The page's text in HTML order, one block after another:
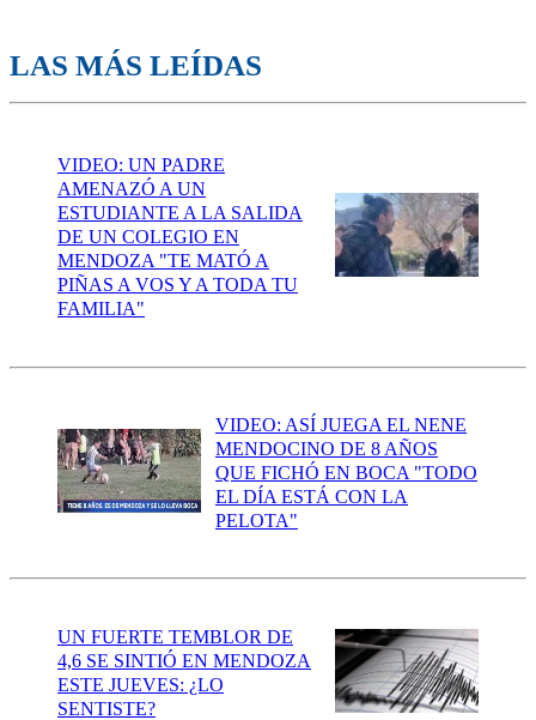
LAS MÁS LEÍDAS
VIDEO: UN PADRE
AMENAZÓ A UN
ESTUDIANTE A LA SALIDA
DE UN COLEGIO EN
MENDOZA "TE MATÓ A
PIÑAS A VOS Y A TODA TU
FAMILIA"
VIDEO: ASÍ JUEGA EL NENE
MENDOCINO DE 8 AÑOS
QUE FICHÓ EN BOCA "TODO
EL DÍA ESTÁ CON LA
PELOTA"
UN FUERTE TEMBLOR DE
4,6 SE SINTIÓ EN MENDOZA
ESTE JUEVES: ¿LO
SENTISTE?